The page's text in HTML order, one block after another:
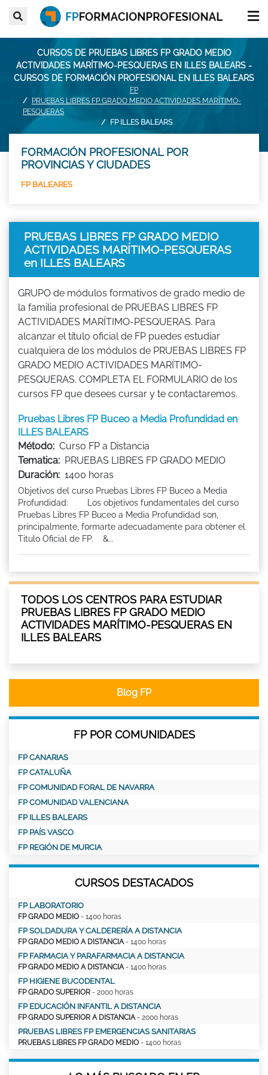
CURSOS DE PRUEBAS LIBRES FP GRADO MEDIO
ACTIVIDADES MARÍTIMO-PESQUERAS EN ILLES BALEARS -
CURSOS DE FORMACIÓN PROFESIONAL EN ILLES BALEARS
FP
PRUEBAS LIBRES FP GRADO MEDIO ACTIVIDADES MARÍTIMO-
PESQUERAS
FP ILLES BALEARS
FORMACIÓN PROFESIONAL POR
PROVINCIAS Y CIUDADES
FP BALEARES
PRUEBAS LIBRES FP GRADO MEDIO
ACTIVIDADES MARÍTIMO-PESQUERAS
en ILLES BALEARS
GRUPO de módulos formativos de grado medio de
la familia profesional de PRUEBAS LIBRES FP
ACTIVIDADES MARÍTIMO-PESQUERAS. Para
alcanzar el título oficial de FP puedes estudiar
cualquiera de los módulos de PRUEBAS LIBRES FP
GRADO MEDIO ACTIVIDADES MARÍTIMO-
PESQUERAS. COMPLETA EL FORMULARIO de los
cursos FP que desees cursar y te contactaremos.
Pruebas Libres FP Buceo a Media Profundidad en
ILLES BALEARS
Método: Curso FP a Distancia
Tematica: PRUEBAS LIBRES FP GRADO MEDIO
Duración: 1400 horas
Objetivos del curso Pruebas Libres FP Buceo a Media
Profundidad: Los objetivos fundamentales del curso
Pruebas Libres FP Buceo a Media Profundidad son,
principalmente, formarte adecuadamente para obtener el
Titulo Oficial de FP. &...
TODOS LOS CENTROS PARA ESTUDIAR
PRUEBAS LIBRES FP GRADO MEDIO
ACTIVIDADES MARÍTIMO-PESQUERAS EN
ILLES BALEARS
Blog FP
FP POR COMUNIDADES
FP CANARIAS
FP CATALUÑA
FP COMUNIDAD FORAL DE NAVARRA
FP COMUNIDAD VALENCIANA
FP ILLES BALEARS
FP PAÍS VASCO
FP REGIÓN DE MURCIA
CURSOS DESTACADOS
FP LABORATORIO
FP GRADO MEDIO - 1400 horas
FP SOLDADURA Y CALDERERÍA A DISTANCIA
FP GRADO MEDIO A DISTANCIA - 1400 horas
FP FARMACIA Y PARAFARMACIA A DISTANCIA
FP GRADO MEDIO A DISTANCIA - 1400 horas
FP HIGIENE BUCODENTAL
FP GRADO SUPERIOR - 2000 horas
FP EDUCACIÓN INFANTIL A DISTANCIA
FP GRADO SUPERIOR A DISTANCIA - 2000 horas
PRUEBAS LIBRES FP EMERGENCIAS SANITARIAS
PRUEBAS LIBRES FP GRADO MEDIO - 1400 horas